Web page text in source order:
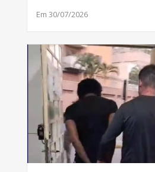
Em 30/07/2026